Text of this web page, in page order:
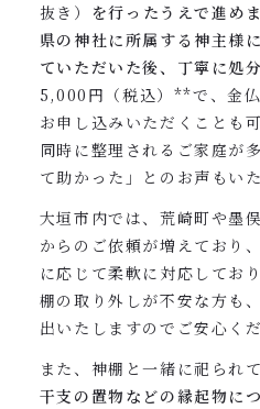
抜き）
を行ったうえで進め
県の神社に所属する神主様
ていただいた後、丁寧に処
5,000円（税込）**で、金
お申し込みいただくことも
同時に整理されるご家庭が
て助かった」とのお声もい
大垣市内では、荒崎町や墨
からのご依頼が増えており
に応じて柔軟に対応してお
棚の取り外しが不安な方も
出いたしますのでご安心くだ
また、神棚と一緒に祀られ
干支の置物などの縁起物に